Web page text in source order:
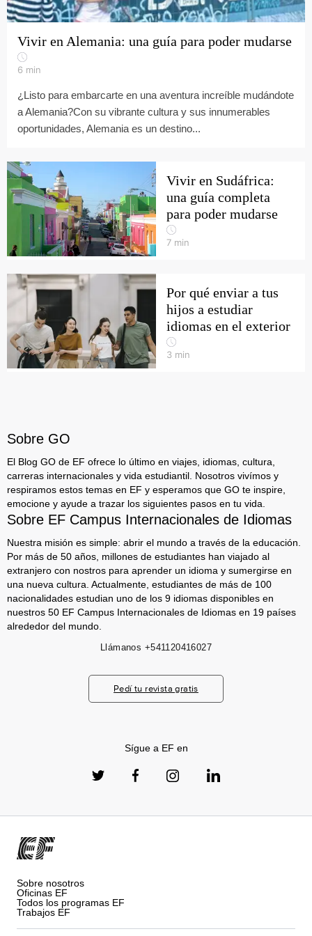
Vivir en Alemania: una guía para poder mudarse
6 min
¿Listo para embarcarte en una aventura increíble mudándote
a Alemania?Con su vibrante cultura y sus innumerables
oportunidades, Alemania es un destino...
Vivir en Sudáfrica:
una guía completa
para poder mudarse
7 min
Por qué enviar a tus
hijos a estudiar
idiomas en el exterior
3 min
Sobre GO
El Blog GO de EF ofrece lo último en viajes, idiomas, cultura,
carreras internacionales y vida estudiantil. Nosotros vivímos y
respiramos estos temas en EF y esperamos que GO te inspire,
emocione y ayude a trazar los siguientes pasos en tu vida.
Sobre EF Campus Internacionales de Idiomas
Nuestra misión es simple: abrir el mundo a través de la educación.
Por más de 50 años, millones de estudiantes han viajado al
extranjero con nostros para aprender un idioma y sumergirse en
una nueva cultura. Actualmente, estudiantes de más de 100
nacionalidades estudian uno de los 9 idiomas disponibles en
nuestros 50 EF Campus Internacionales de Idiomas en 19 países
alrededor del mundo.
Llámanos +541120416027
Pedí tu revista gratis
Sígue a EF en
Sobre nosotros
Oficinas EF
Todos los programas EF
Trabajos EF